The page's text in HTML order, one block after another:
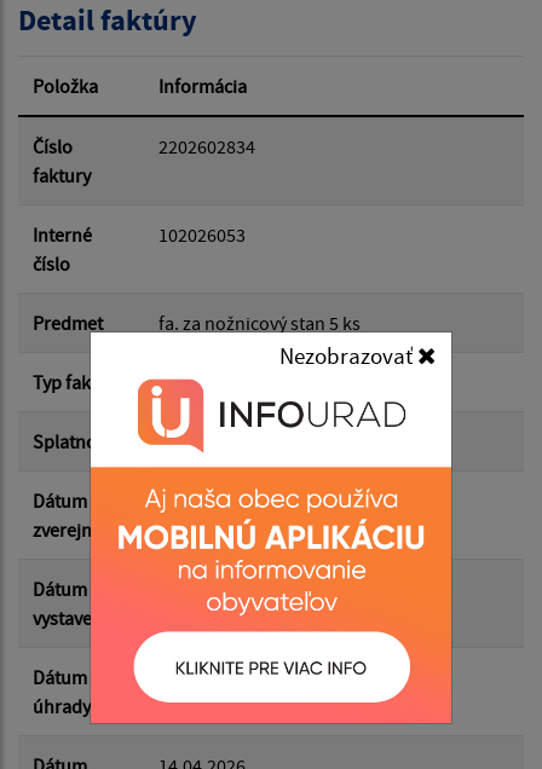
Nezobrazovať
Dátum od:
Dátum do:
Suma od:
Suma do:
Filtrovať Reset
Detail faktúry
Položka Informácia
Číslo
faktury
2202602834
Interné
číslo
102026053
Predmet fa. za nožnicový stan 5 ks
Typ faktúry dodávateľská
Splatnosť 06.05.2026
Dátum
zverejnenia
21.05.2026
Dátum
vystavenia
14.04.2026
Dátum
úhrady
18.05.2026